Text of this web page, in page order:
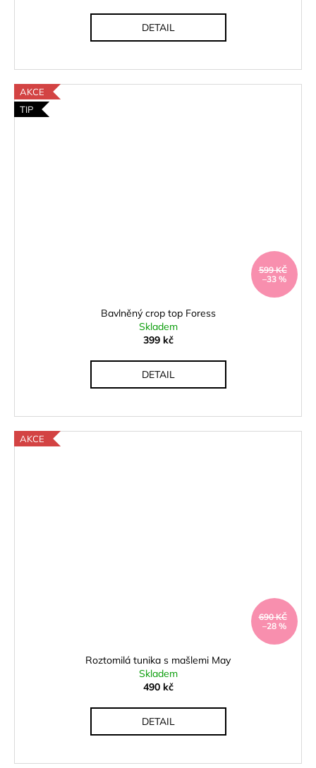
DETAIL
AKCE
TIP
599 KČ
–33 %
Bavlněný crop top Foress
Skladem
399 kč
DETAIL
AKCE
690 KČ
–28 %
Roztomilá tunika s mašlemi May
Skladem
490 kč
DETAIL